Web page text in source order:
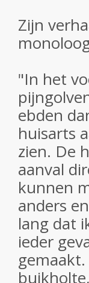
Zijn
"In het
ebden
huisarts
zien. De
aanval
kunnen
anders
lang dat
ieder